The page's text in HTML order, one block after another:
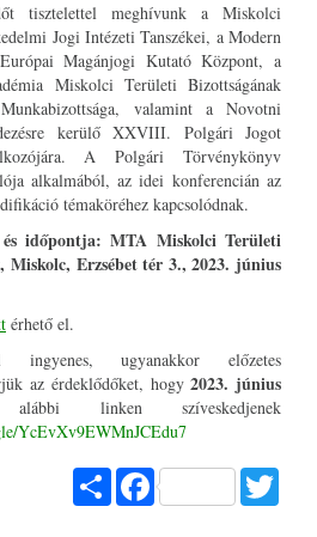
tisztelettel meghívunk a Miskolci
Jogi Intézeti Tanszékei, a Modern
Magánjogi Kutató Központ, a
Miskolci Területi Bizottságának
valamint a Novotni
kerülő XXVIII. Polgári Jogot
A Polgári Törvénykönyv
alkalmából, az idei konferencián az
témaköréhez kapcsolódnak.
és időpontja:MTA Miskolci Területi
Miskolc, Erzsébet tér 3.,2023. június
érhető el.
ingyenes, ugyanakkor előzetes
az érdeklődőket, hogy2023. június
linken szíveskedjenek
YcEvXv9EWMnJCEdu7
ShareFacebook